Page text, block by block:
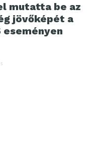
mutatta be az
jövőképét a
eseményen